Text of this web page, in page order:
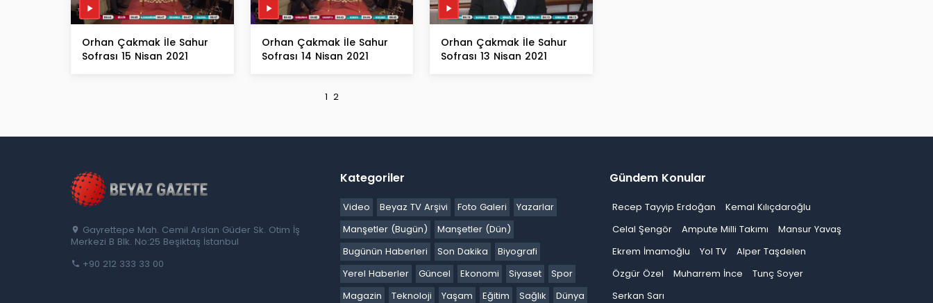
Orhan Çakmak İle Sahur
Sofrası 15 Nisan 2021
Orhan Çakmak İle Sahur
Sofrası 14 Nisan 2021
Orhan Çakmak İle Sahur
Sofrası 13 Nisan 2021
1 2
Gayrettepe Mah. Cemil Arslan Güder Sk. Otim İş
Merkezi B Blk. No:25 Beşiktaş İstanbul
+90 212 333 33 00
Kategoriler
Video Beyaz TV Arşivi Foto Galeri
Yazarlar
Manşetler (Bugün)
Manşetler (Dün)
Bugünün Haberleri
Son Dakika
Biyografi
Yerel Haberler
Güncel Ekonomi Siyaset
Spor
Magazin
Teknoloji Yaşam Eğitim Sağlık
Dünya
Gündem Konular
Recep Tayyip Erdoğan
Kemal Kılıçdaroğlu
Celal Şengör
Ampute Milli Takımı
Mansur Yavaş
Ekrem İmamoğlu
Yol TV
Alper Taşdelen
Özgür Özel
Muharrem İnce
Tunç Soyer
Serkan Sarı